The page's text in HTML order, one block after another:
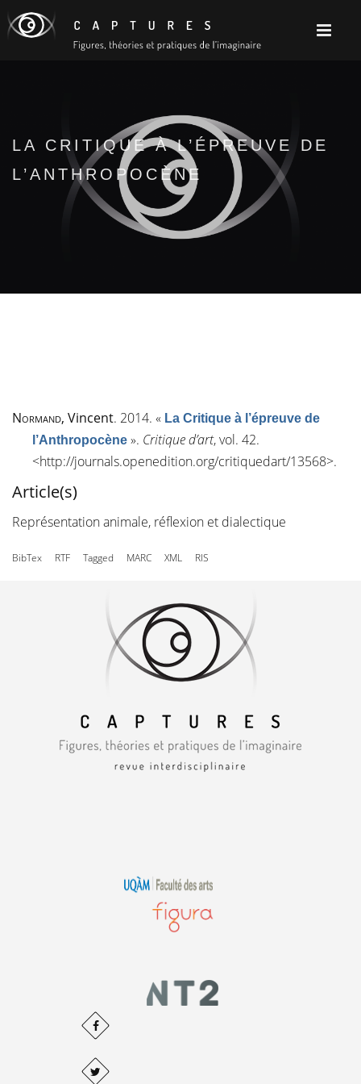
LA CRITIQUE À L’ÉPREUVE DE
L’ANTHROPOCÈNE
Normand, Vincent. 2014. « La Critique à l’épreuve de
l’Anthropocène ». Critique d’art, vol. 42.
<http://journals.openedition.org/critiquedart/13568>.
Article(s)
Représentation animale, réflexion et dialectique
BibTex RTF Tagged MARC XML RIS